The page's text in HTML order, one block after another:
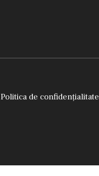
Politica de confidențialitate